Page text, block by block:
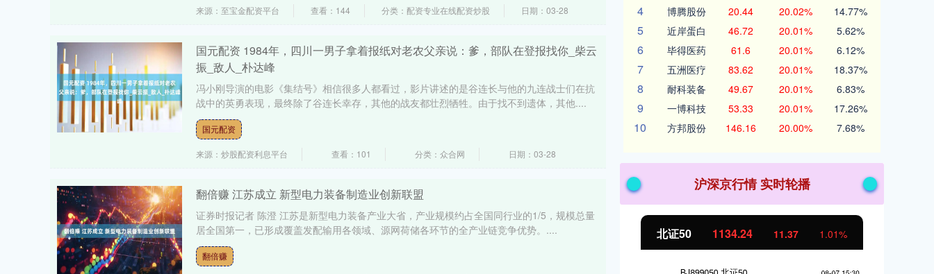
来源：至宝金配资平台 查看：144 分类：配资专业在线配资炒股 日期：03-28
国元配资 1984年，四川一男子拿着报纸对老农父亲说：爹，部队在登报找你_柴云
振_敌人_朴达峰
冯小刚导演的电影《集结号》相信很多人都看过，影片讲述的是谷连长与他的九连战士们在抗
战中的英勇表现，最终除了谷连长幸存，其他的战友都壮烈牺牲。由于找不到遗体，其他....
国元配资
来源：炒股配资利息平台 查看：101 分类：众合网 日期：03-28
翻倍赚 江苏成立 新型电力装备制造业创新联盟
证券时报记者 陈澄 江苏是新型电力装备产业大省，产业规模约占全国同行业的1/5，规模总量
居全国第一，已形成覆盖发配输用各领域、源网荷储各环节的全产业链竞争优势。....
翻倍赚
4 博腾股份 20.44 20.02% 14.77%
5 近岸蛋白 46.72 20.01% 5.62%
6 毕得医药 61.6 20.01% 6.12%
7 五洲医疗 83.62 20.01% 18.37%
8 耐科装备 49.67 20.01% 6.83%
9 一博科技 53.33 20.01% 17.26%
10 方邦股份 146.16 20.00% 7.68%
沪深京行情 实时轮播
1.42% 沪深300 4694.44 43.13 0.93% 北证50 1134.24 11.37 1.01% 创业板指 3563.12 47.56 1.35%